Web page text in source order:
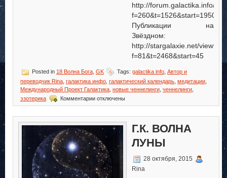
http://forum.galactika.info/
f=260&t=1526&start=1950
Публикации на
Звёздном:
http://stargalaxie.net/
f=81&t=2468&start=45
Posted in 18 Волна Бога GK Tags: galactika info Автор и
переводчик Rina галактика инфо галактический календарь медитации
Международный Проект Галактика новые ченнелинги ченнелинги
эзотерика
Комментариик
записи
Волна
Бога
отключены
Г.К. ВОЛНА
ЛУНЫ
28 октября, 2015
Rina